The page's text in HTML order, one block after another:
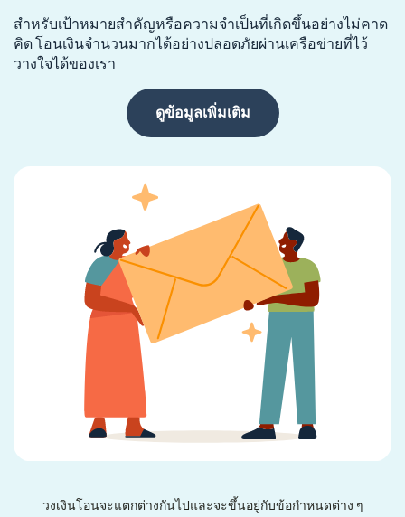
สำหรับเป้าหมายสำคัญหรือความจำเป็นที่เกิดขึ้นอย่างไม่คาด
คิด โอนเงินจำนวนมากได้อย่างปลอดภัยผ่านเครือข่ายที่ไว้
วางใจได้ของเรา
ดูข้อมูลเพิ่มเติม
วงเงินโอนจะแตกต่างกันไปและจะขึ้นอยู่กับข้อกำหนดต่าง ๆ